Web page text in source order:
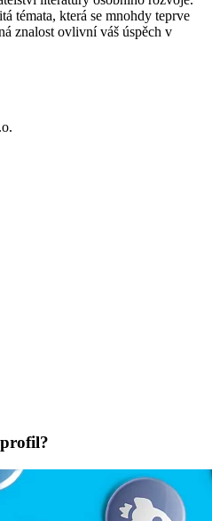
témata, která se mnohdy teprve
znalost ovlivní váš úspěch v